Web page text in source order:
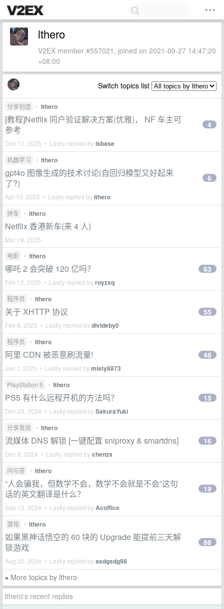
lthero
V2EX member #557021, joined on 2021-09-27 14:47:20
+08:00
Switch topics list
分享创造 • lthero
[教程]Netflix 同户验证解决方案(优雅)， NF 车主可
参考
Dec 11, 2025 • Lastly replied byisbase
4
机器学习 • lthero
gpt4o 图像生成的技术讨论(自回归模型又好起来
了?)
Apr 10, 2025 • Lastly replied bylthero
6
拼车 • lthero
Netflix 香港新车(来 4 人)
Mar 19, 2025
电影
• lthero
哪吒 2 会突破 120 亿吗？
Feb 12, 2025 • Lastly replied byroyzxq
63
程序员 • lthero
关于 XHTTP 协议
Feb 8, 2025 • Lastly replied bydivideby0
55
程序员 • lthero
阿里 CDN 被恶意刷流量!
Jan 1, 2025 • Lastly replied bymisty8873
48
PlayStation 5 • lthero
PS5 有什么远程开机的方法吗？
Dec 29, 2024 • Lastly replied bySakuraYuki
15
分享发现 • lthero
流媒体 DNS 解锁 [一键配置 sniproxy & smartdns]
Dec 6, 2024 • Lastly replied bychenzs
16
问与答 • lthero
“人会骗我，但数学不会，数学不会就是不会”这句
话的英文翻译是什么？
Sep 13, 2024 • Lastly replied byAcoffice
19
游戏 • lthero
如果黑神话悟空的 60 块的 Upgrade 能提前三天解
锁游戏
Aug 20, 2024 • Lastly replied byasdgsdg98
88
» More topics by lthero
lthero's recent replies